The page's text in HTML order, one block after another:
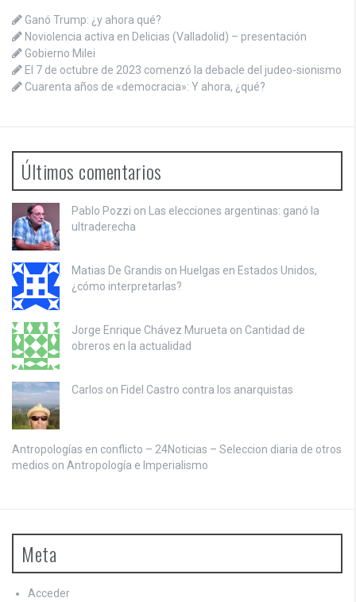
Ganó Trump: ¿y ahora qué?
Noviolencia activa en Delicias (Valladolid) – presentación
Gobierno Milei
El 7 de octubre de 2023 comenzó la debacle del judeo-sionismo
Cuarenta años de «democracia»: Y ahora, ¿qué?
Últimos comentarios
Pablo Pozzi on
Las elecciones argentinas: ganó la
ultraderecha
Matias De Grandis on Huelgas en Estados Unidos,
¿cómo interpretarlas?
Jorge Enrique Chávez Murueta on Cantidad de
obreros en la actualidad
Carlos on Fidel Castro contra los anarquistas
Antropologías en conflicto – 24Noticias – Seleccion diaria de otros
medios on Antropología e Imperialismo
Meta
Acceder